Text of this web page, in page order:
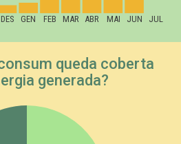
DES GEN FEB MAR ABR MAI JUN JUL
queda coberta
generada?